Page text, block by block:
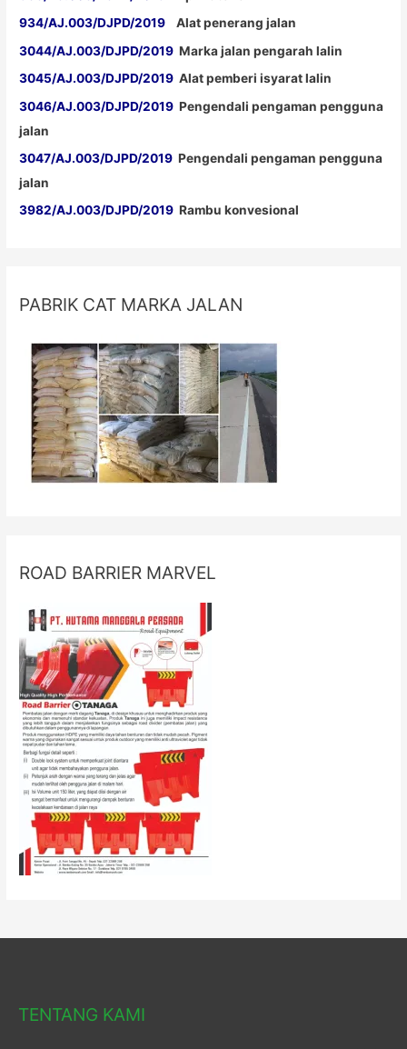
934/AJ.003/DJPD/2019 Alat penerang jalan
3044/AJ.003/DJPD/2019 Marka jalan pengarah lalin
3045/AJ.003/DJPD/2019 Alat pemberi isyarat lalin
3046/AJ.003/DJPD/2019 Pengendali pengaman pengguna
jalan
3047/AJ.003/DJPD/2019 Pengendali pengaman pengguna
jalan
3982/AJ.003/DJPD/2019 Rambu konvesional
PABRIK CAT MARKA JALAN
ROAD BARRIER MARVEL
TENTANG KAMI